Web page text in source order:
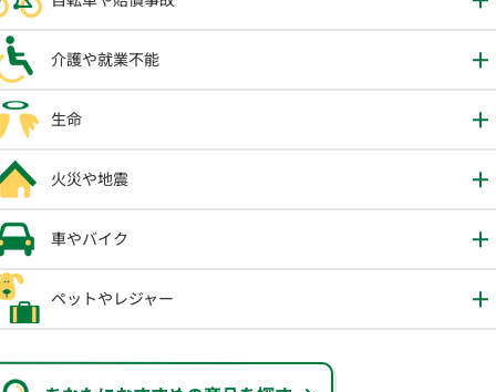
介護や就業不能
生命
火災や地震
車やバイク
ペットやレジャー